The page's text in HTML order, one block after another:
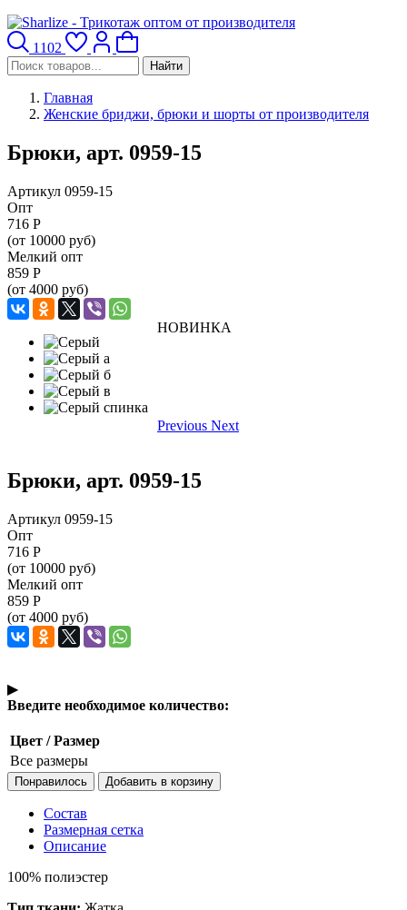
1102
Найти
Главная
Женские бриджи, брюки и шорты от производителя
Брюки, арт. 0959-15
Артикул 0959-15
Опт
716 Р
(от 10000 руб)
Мелкий опт
859 Р
(от 4000 руб)
НОВИНКА
Previous Next
Брюки, арт. 0959-15
Артикул 0959-15
Опт
716 Р
(от 10000 руб)
Мелкий опт
859 Р
(от 4000 руб)
▶
Введите необходимое количество:
Цвет / Размер
Все размеры
Понравилось
Состав
Размерная сетка
Описание
100% полиэстер